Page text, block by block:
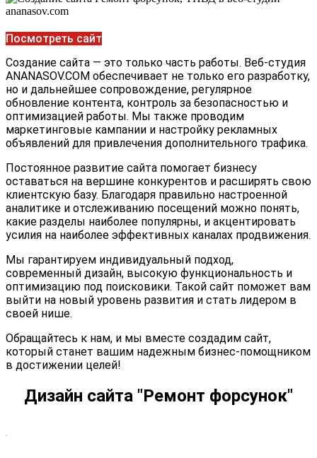
Посмотреть сайт
Создание сайта — это только часть работы. Веб-студия
ANANASOV.COM обеспечивает не только его разработку,
но и дальнейшее сопровождение, регулярное
обновление контента, контроль за безопасностью и
оптимизацией работы. Мы также проводим
маркетинговые кампании и настройку рекламных
объявлений для привлечения дополнительного трафика.
Постоянное развитие сайта помогает бизнесу
оставаться на вершине конкурентов и расширять свою
клиентскую базу. Благодаря правильно настроенной
аналитике и отслеживанию посещений можно понять,
какие разделы наиболее популярны, и акцентировать
усилия на наиболее эффективных каналах продвижения.
Мы гарантируем индивидуальный подход,
современный дизайн, высокую функциональность и
оптимизацию под поисковики. Такой сайт поможет вам
выйти на новый уровень развития и стать лидером в
своей нише.
Обращайтесь к нам, и мы вместе создадим сайт,
который станет вашим надежным бизнес-помощником
в достижении целей!
Дизайн сайта "Ремонт форсунок"